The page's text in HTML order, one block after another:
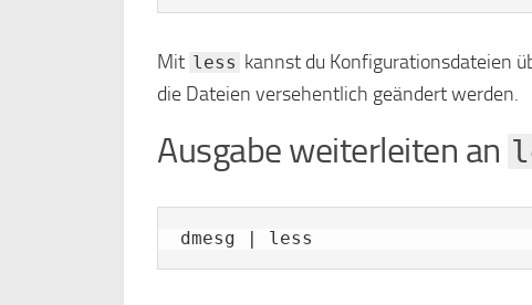
Mit less kannst du Konfigurationsdateien
die Dateien versehentlich geändert werden.
Ausgabe weiterleiten an
dmesg | less